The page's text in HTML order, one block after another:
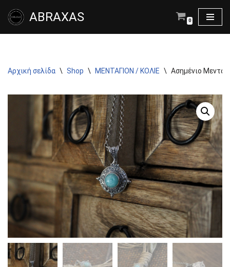
Μεταπηδήστε
ABRAXAS 0
Αρχική σελίδα \ Shop \ ΜΕΝΤΑΓΙΟΝ / ΚΟΛΙΕ \ Ασημένιο